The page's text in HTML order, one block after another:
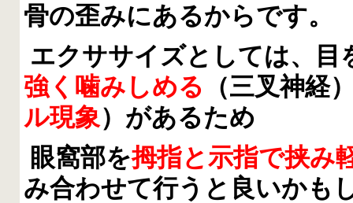
骨の歪みにあるからです。
エクササイズとしては、目
強く噛みしめる
（三叉神経
ル現象）があるため
眼窩部を拇指と示指で挟み
み合わせて行うと良いかも